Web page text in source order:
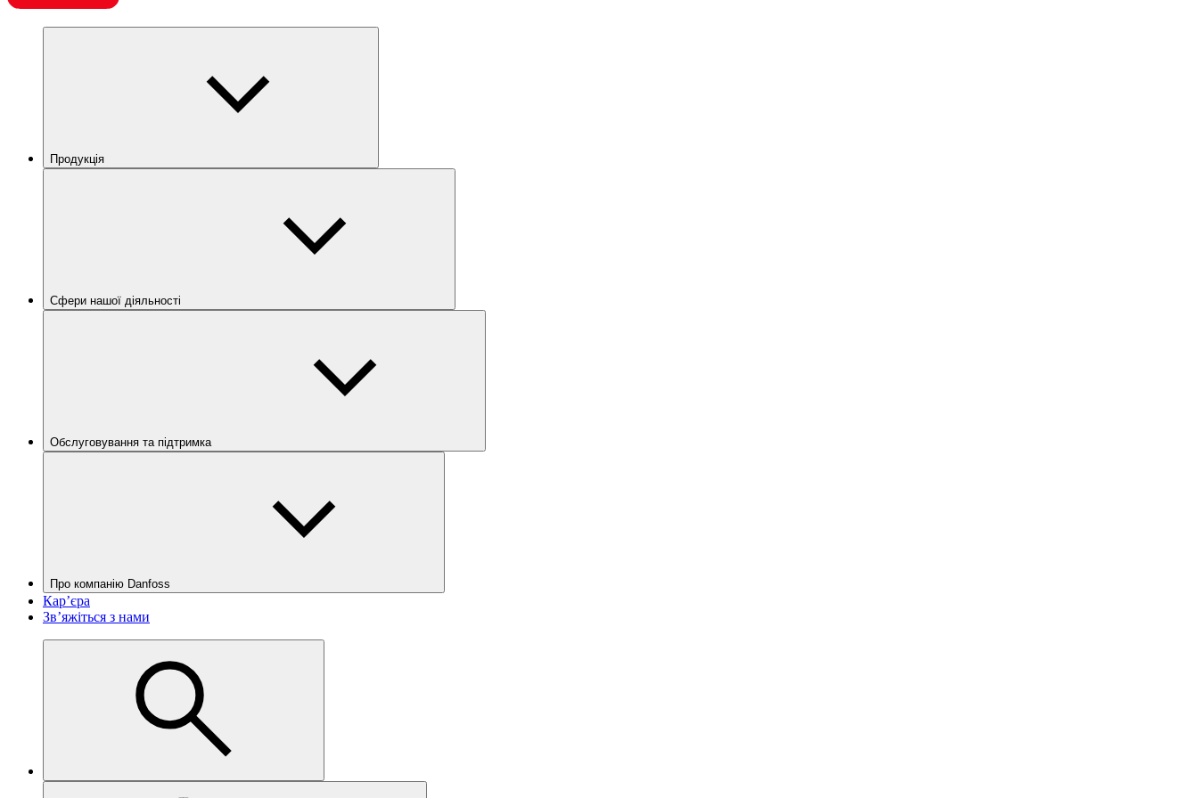
Продукція
Сфери нашої діяльності
Обслуговування та підтримка
Про компанію Danfoss
Кар’єра
Зв’яжіться з нами